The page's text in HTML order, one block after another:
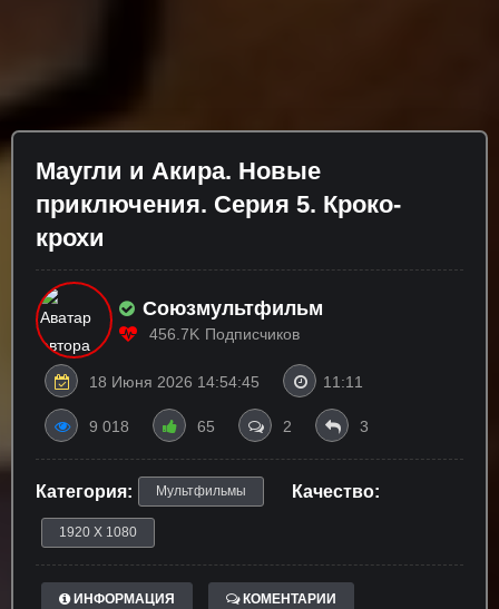
Маугли и Акира. Новые
приключения. Серия 5. Кроко-
крохи
Союзмультфильм
456.7K Подписчиков
18 Июня 2026 14:54:45 11:11
9 018 65 2 3
Категория: Мультфильмы Качество:
1920 X 1080
ИНФОРМАЦИЯ КОМЕНТАРИИ